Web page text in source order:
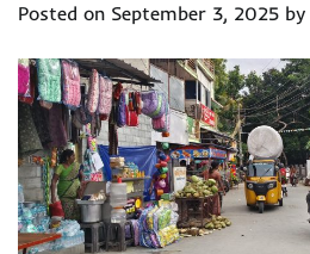
Posted on September 3, 2025 by